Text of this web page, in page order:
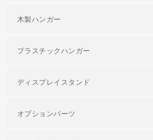
木製ハンガー
プラスチックハンガー
ディスプレイスタンド
オプションパーツ